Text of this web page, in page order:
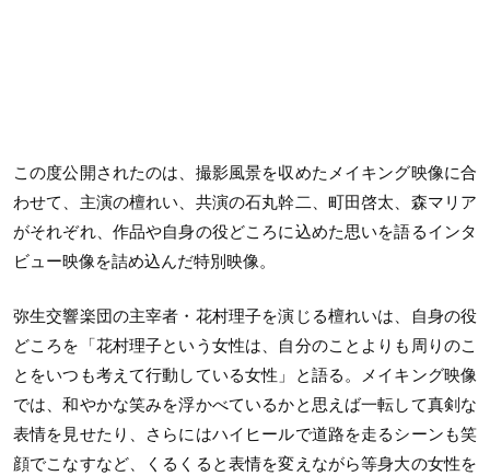
この度公開されたのは、撮影風景を収めたメイキング映像に合
わせて、主演の檀れい、共演の石丸幹二、町田啓太、森マリア
がそれぞれ、作品や自身の役どころに込めた思いを語るインタ
ビュー映像を詰め込んだ特別映像。
弥生交響楽団の主宰者・花村理子を演じる檀れいは、自身の役
どころを「花村理子という女性は、自分のことよりも周りのこ
とをいつも考えて行動している女性」と語る。メイキング映像
では、和やかな笑みを浮かべているかと思えば一転して真剣な
表情を見せたり、さらにはハイヒールで道路を走るシーンも笑
顔でこなすなど、くるくると表情を変えながら等身大の女性を